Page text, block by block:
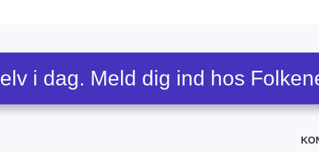
i dag. Meld dig ind hos